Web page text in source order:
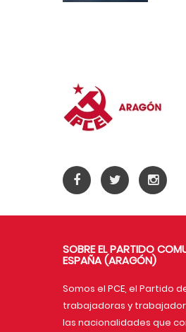
SOBRE EL PARTIDO
ESPAÑA (ARAGÓN)
Somos el PCE, el Partido
trabajadoras y
las nacionalidades que